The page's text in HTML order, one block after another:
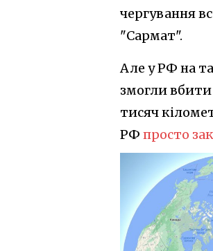
чергування
"Сармат".
Але у РФ на
змогли вбити
тисяч
РФ просто